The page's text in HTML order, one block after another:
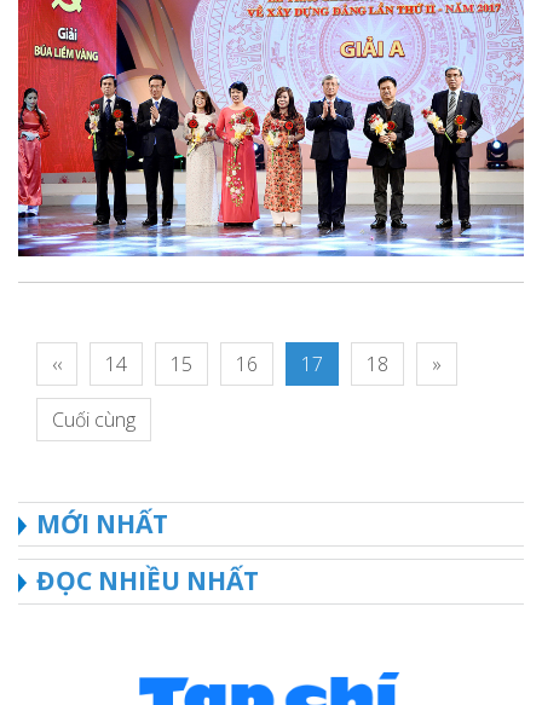
‹‹ 14 15 16 17 18 »
Cuối cùng
MỚI NHẤT
ĐỌC NHIỀU NHẤT